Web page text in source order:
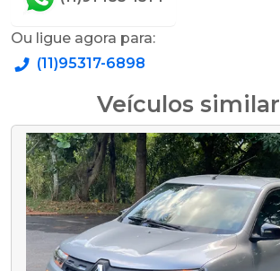
Ou ligue agora para:
(11)95317-6898
Veículos